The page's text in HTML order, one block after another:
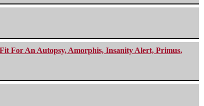
For An Autopsy, Amorphis, Insanity Alert, Primus,